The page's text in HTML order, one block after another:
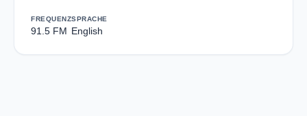
FREQUENZ
91.5 FM
SPRACHE
English